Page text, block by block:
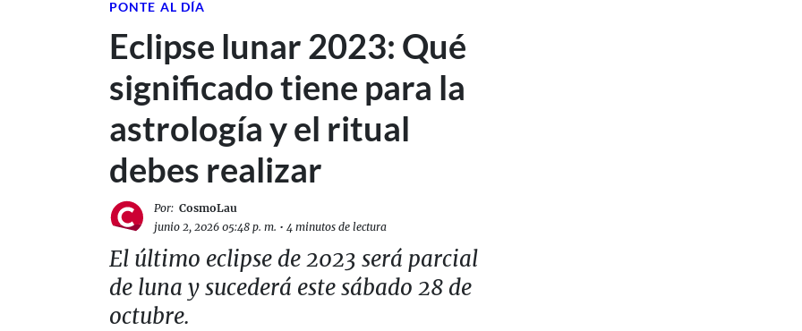
PONTE AL DÍA
Eclipse lunar 2023: Qué
significado tiene para la
astrología y el ritual
debes realizar
Por: CosmoLau
junio 2, 2026 05:48 p. m. • 4 minutos de lectura
El último eclipse de 2023 será parcial
de luna y sucederá este sábado 28 de
octubre.